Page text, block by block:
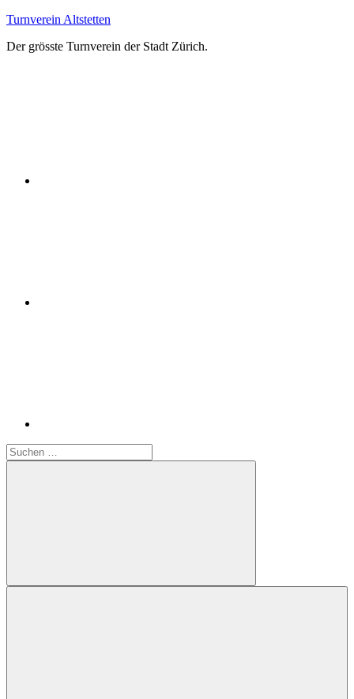
Zum
springen
Turnverein Altstetten
Der grösste Turnverein der Stadt Zürich.
Suchen
nach:
Suchen